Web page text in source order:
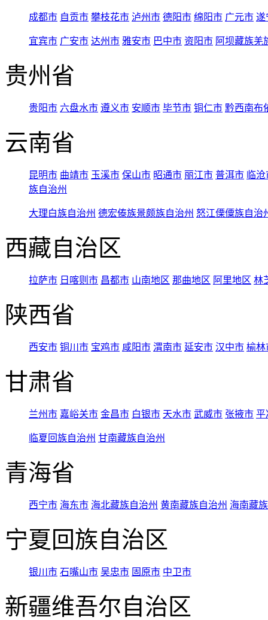
成都市 自贡市 攀枝花市 泸州市 德阳市 绵阳市 广元市 遂
宜宾市 广安市 达州市 雅安市 巴中市 资阳市 阿坝藏族羌
贵州省
贵阳市 六盘水市 遵义市 安顺市 毕节市 铜仁市 黔西南布
云南省
昆明市 曲靖市 玉溪市 保山市 昭通市 丽江市 普洱市 临
族自治州
大理白族自治州 德宏傣族景颇族自治州 怒江傈僳族自治
西藏自治区
拉萨市 日喀则市 昌都市 山南地区 那曲地区 阿里地区 林
陕西省
西安市 铜川市 宝鸡市 咸阳市 渭南市 延安市 汉中市 榆林
甘肃省
兰州市 嘉峪关市 金昌市 白银市 天水市 武威市 张掖市 平
临夏回族自治州 甘南藏族自治州
青海省
西宁市 海东市 海北藏族自治州 黄南藏族自治州 海南藏
宁夏回族自治区
银川市 石嘴山市 吴忠市 固原市 中卫市
新疆维吾尔自治区